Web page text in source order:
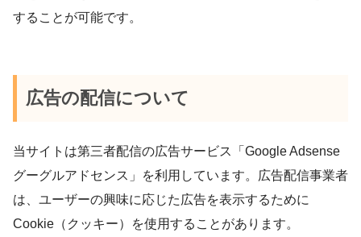
することが可能です。
広告の配信について
当サイトは第三者配信の広告サービス「Google Adsense
グーグルアドセンス」を利用しています。広告配信事業者
は、ユーザーの興味に応じた広告を表示するために
Cookie（クッキー）を使用することがあります。